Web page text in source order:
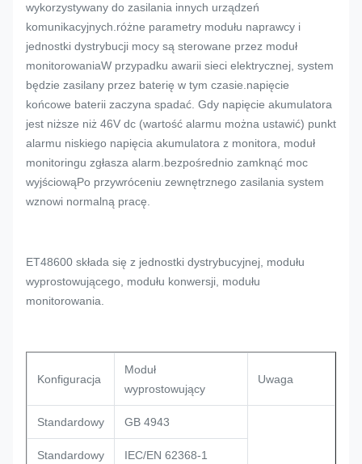
wykorzystywany do zasilania innych urządzeń
komunikacyjnych.różne parametry modułu naprawcy i
jednostki dystrybucji mocy są sterowane przez moduł
monitorowaniaW przypadku awarii sieci elektrycznej, system
będzie zasilany przez baterię w tym czasie.napięcie
końcowe baterii zaczyna spadać. Gdy napięcie akumulatora
jest niższe niż 46V dc (wartość alarmu można ustawić) punkt
alarmu niskiego napięcia akumulatora z monitora, moduł
monitoringu zgłasza alarm.bezpośrednio zamknąć moc
wyjściowąPo przywróceniu zewnętrznego zasilania system
wznowi normalną pracę.
ET48600 składa się z jednostki dystrybucyjnej, modułu
wyprostowującego, modułu konwersji, modułu
monitorowania.
Konfiguracja
Moduł
wyprostowujący
Uwaga
Standardowy GB 4943
Standardowy IEC/EN 62368-1